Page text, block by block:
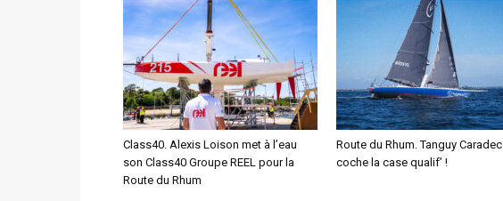
Class40. Alexis Loison met à l’eau
son Class40 Groupe REEL pour la
Route du Rhum
Route du Rhum. Tanguy Caradec
coche la case qualif’ !